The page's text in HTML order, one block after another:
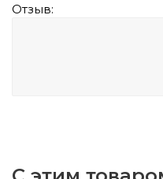
Отзыв: